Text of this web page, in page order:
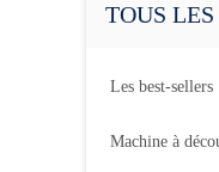
TOUS
Les best-sellers
Machine à